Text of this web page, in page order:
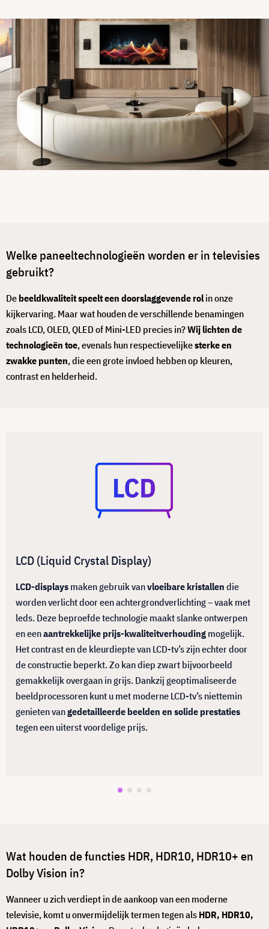
Welke paneeltechnologieën worden er in televisies
gebruikt?
De beeldkwaliteit speelt een doorslaggevende rolin onze
kijkervaring. Maar wat houden de verschillende benamingen
zoals LCD, OLED, QLED of Mini-LED precies in?Wij lichten de
technologieën toe, evenals hun respectievelijkesterke en
zwakke punten, die een grote invloed hebben op kleuren,
contrast en helderheid.
LCD (Liquid Crystal Display)
LCD-displays maken gebruik vanvloeibare kristallen die
worden verlicht door een achtergrondverlichting – vaak met
leds. Deze beproefde technologie maakt slanke ontwerpen
en eenaantrekkelijke prijs-kwaliteitverhouding mogelijk.
Het contrast en de kleurdiepte van LCD-tv’s zijn echter door
de constructie beperkt. Zo kan diep zwart bijvoorbeeld
gemakkelijk overgaan in grijs. Dankzij geoptimaliseerde
beeldprocessoren kunt u met moderne LCD-tv’s niettemin
genieten vangedetailleerde beelden en solide prestaties
tegen een uiterst voordelige prijs.
Wat houden de functies HDR, HDR10, HDR10+ en
Dolby Vision in?
Wanneer u zich verdiept in de aankoop van een moderne
televisie, komt u onvermijdelijk termen tegen als HDR, HDR10,